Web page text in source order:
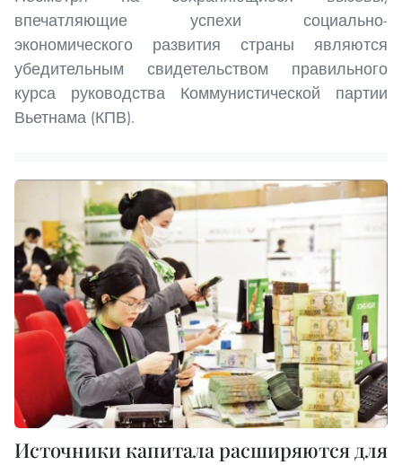
впечатляющие успехи социально-
экономического развития страны являются
убедительным свидетельством правильного
курса руководства Коммунистической партии
Вьетнама (КПВ).
Источники капитала расширяются для